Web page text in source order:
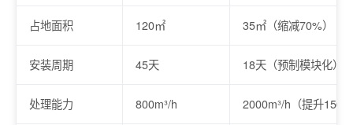
占地面积 120㎡ 35㎡（缩减70%）
安装周期 45天 18天（预制模块化）
处理能力 800m³/h 2000m³/h（提升